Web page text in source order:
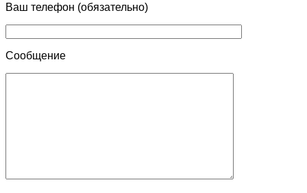
Ваш телефон (обязательно)
Сообщение